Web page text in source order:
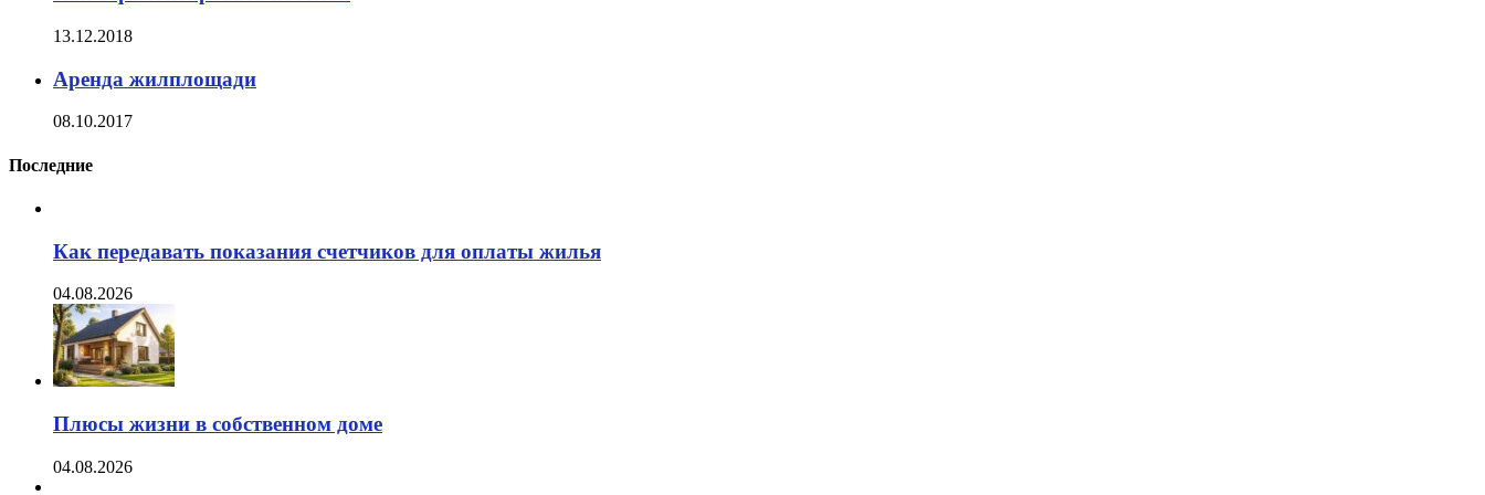
13.12.2018
Аренда жилплощади
08.10.2017
Последние
Как передавать показания счетчиков для оплаты жилья
04.08.2026
Плюсы жизни в собственном доме
04.08.2026